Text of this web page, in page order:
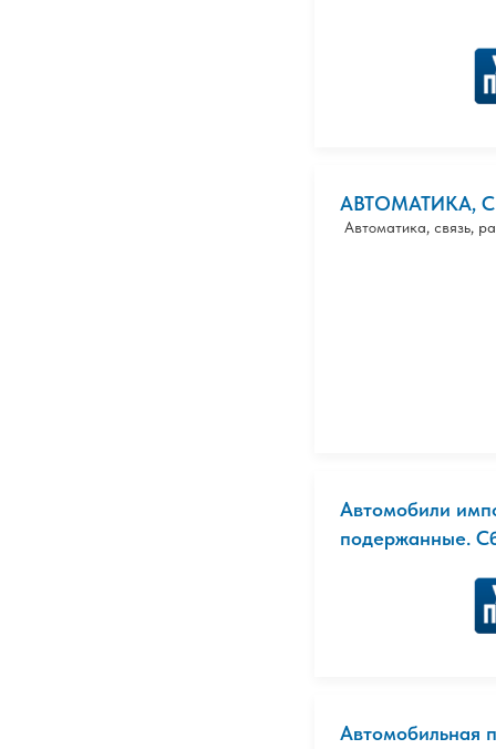
АВТОМАТИКА,
Автоматика, связь,
Автомобили
подержанные.
Автомобильная